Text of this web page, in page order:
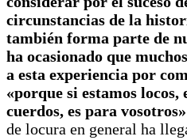
circunstancias de la
también forma parte de
ha ocasionado que
a esta experiencia por
«porque si estamos locos,
cuerdos, es para
de locura en general ha